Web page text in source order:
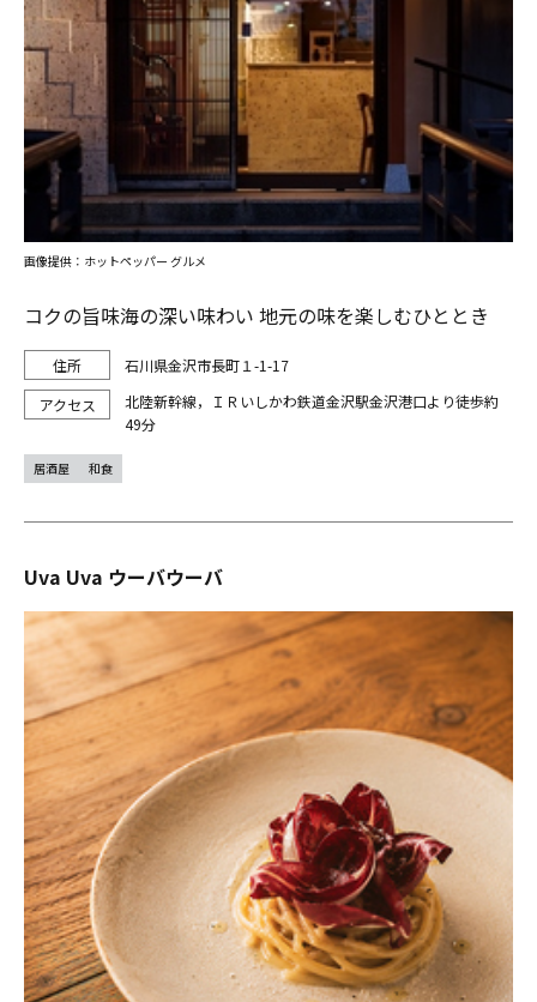
コクの旨味海の深い味わい 地元の味を楽しむひととき
石川県金沢市長町１-1-17
北陸新幹線，ＩＲいしかわ鉄道金沢駅金沢港口より徒歩約
49分
画像提供：ホットペッパー グルメ
居酒屋 和食
Uva Uva ウーバウーバ